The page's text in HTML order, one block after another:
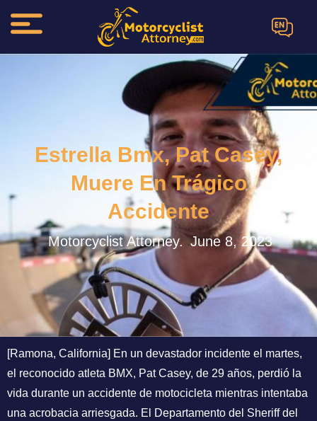
EN
Estrella Bmx, Pat Casey,
Muere En Trágico
Accidente
Motorcyclist Attorney. June 8, 2023
[Ramona, California] En un devastador incidente el martes,
el reconocido atleta BMX, Pat Casey, de 29 años, perdió la
vida durante un accidente de motocicleta mientras intentaba
una acrobacia arriesgada. El Departamento del Sheriff del